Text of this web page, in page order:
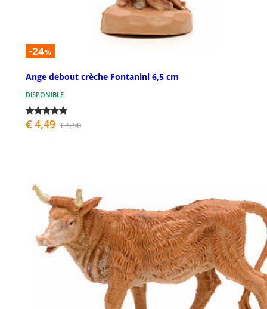
-24%
Ange debout crèche Fontanini 6,5 cm
DISPONIBLE
€ 4,49 € 5,90